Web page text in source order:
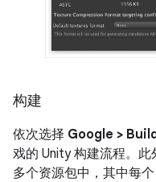
构建
依次选择 Google >
戏的 Unity 构建流程。
多个资源包中，其中每